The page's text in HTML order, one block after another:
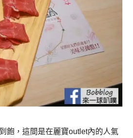
飽，這間是在麗寶outlet內的人氣